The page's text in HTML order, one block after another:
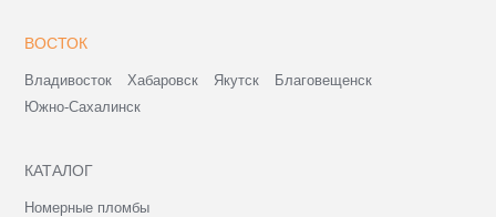
ВОСТОК
Владивосток Хабаровск Якутск
Благовещенск
Южно-Сахалинск
КАТАЛОГ
Номерные пломбы